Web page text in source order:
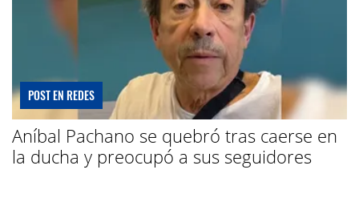
POST EN REDES
Aníbal Pachano se quebró tras caerse en
la ducha y preocupó a sus seguidores